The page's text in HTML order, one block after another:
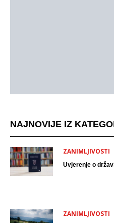
NAJNOVIJE IZ
ZANIMLJIVOSTI
Uvjerenje o
ZANIMLJIVOSTI